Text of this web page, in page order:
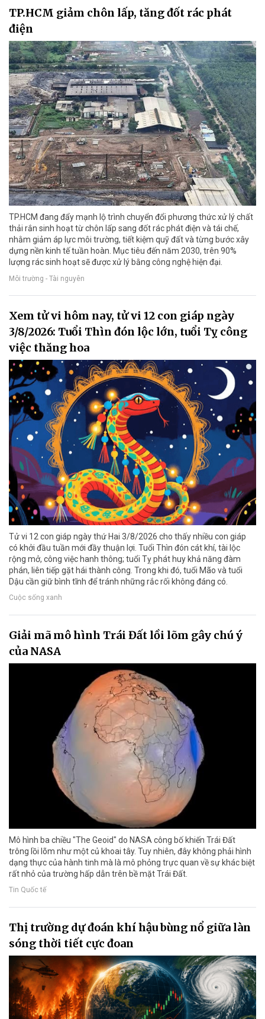
TP.HCM giảm chôn lấp, tăng đốt rác phát
điện
TP.HCM đang đẩy mạnh lộ trình chuyển đổi phương thức xử lý chất
thải rắn sinh hoạt từ chôn lấp sang đốt rác phát điện và tái chế,
nhằm giảm áp lực môi trường, tiết kiệm quỹ đất và từng bước xây
dựng nền kinh tế tuần hoàn. Mục tiêu đến năm 2030, trên 90%
lượng rác sinh hoạt sẽ được xử lý bằng công nghệ hiện đại.
Môi trường - Tài nguyên
Xem tử vi hôm nay, tử vi 12 con giáp ngày
3/8/2026: Tuổi Thìn đón lộc lớn, tuổi Tỵ công
việc thăng hoa
Tử vi 12 con giáp ngày thứ Hai 3/8/2026 cho thấy nhiều con giáp
có khởi đầu tuần mới đầy thuận lợi. Tuổi Thìn đón cát khí, tài lộc
rộng mở, công việc hanh thông; tuổi Tỵ phát huy khả năng đàm
phán, liên tiếp gặt hái thành công. Trong khi đó, tuổi Mão và tuổi
Dậu cần giữ bình tĩnh để tránh những rắc rối không đáng có.
Cuộc sống xanh
Giải mã mô hình Trái Đất lồi lõm gây chú ý
của NASA
Mô hình ba chiều "The Geoid" do NASA công bố khiến Trái Đất
trông lồi lõm như một củ khoai tây. Tuy nhiên, đây không phải hình
dạng thực của hành tinh mà là mô phỏng trực quan về sự khác biệt
rất nhỏ của trường hấp dẫn trên bề mặt Trái Đất.
Tin Quốc tế
Thị trường dự đoán khí hậu bùng nổ giữa làn
sóng thời tiết cực đoan